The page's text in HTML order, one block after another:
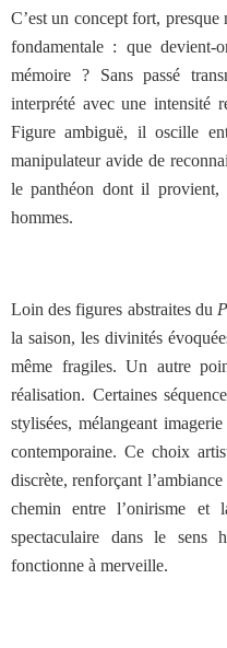
C’est un concept fort,
fondamentale : que devient-
mémoire ? Sans passé
interprété avec une intensité
Figure ambiguë, il oscille
manipulateur avide de
le panthéon dont il
hommes.
Loin des figures abstraites du
la saison, les divinités
même fragiles. Un autre
réalisation. Certaines
stylisées, mélangeant
contemporaine. Ce choix
discrète, renforçant
chemin entre l’onirisme et
spectaculaire dans le sens
fonctionne à merveille.